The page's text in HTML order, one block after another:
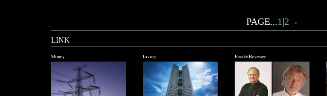
PAGE...1|2 →
LINK
Money Living Food&Beverage